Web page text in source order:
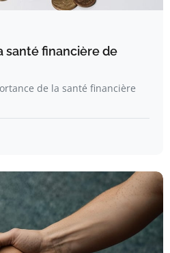
santé financière de
de la santé financière